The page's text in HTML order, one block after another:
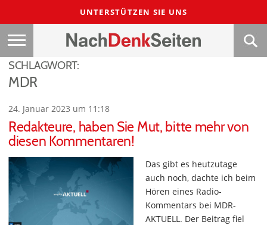
UNTERSTÜTZEN SIE UNS
SCHLAGWORT:
MDR
24. Januar 2023 um 11:18
Redakteure, haben Sie Mut, bitte mehr von
diesen Kommentaren!
Das gibt es heutzutage
auch noch, dachte ich beim
Hören eines Radio-
Kommentars bei MDR-
AKTUELL. Der Beitrag fiel